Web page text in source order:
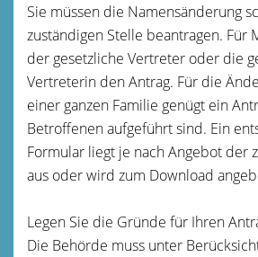
Sie müssen die Namensänderung
zuständigen Stelle beantragen. Für
der gesetzliche Vertreter oder die
Vertreterin den Antrag. Für die
einer ganzen Familie genügt ein
Betroffenen aufgeführt sind. Ein
Formular liegt je nach Angebot der
aus oder wird zum Download
Legen Sie die Gründe für Ihren
Die Behörde muss unter